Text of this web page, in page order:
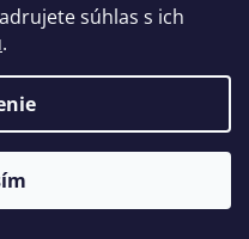
súhlas s ich
.
predajňa od 5. 8. do 7.